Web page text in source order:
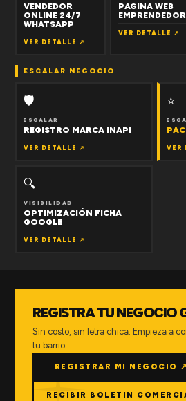
VENDEDOR
ONLINE 24/7
WHATSAPP
VER DETALLE ↗
PAGINA WEB
VER DETALLE ↗
ESCALAR NEGOCIO
🛡
ESCALAR
REGISTRO MARCA INAPI
VER DETALLE ↗
⭐
VER
🔍
VISIBILIDAD
OPTIMIZACIÓN FICHA
GOOGLE
VER DETALLE ↗
REGISTRA TU NEGOCIO
Sin costo, sin letra chica. Empieza a
tu barrio.
REGISTRAR MI NEGOCIO ↗
RECIBIR BOLETIN